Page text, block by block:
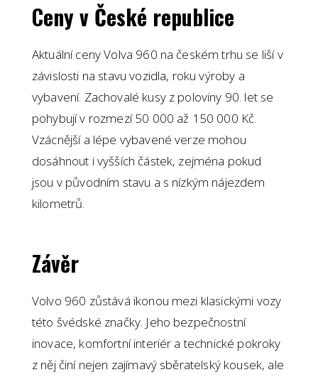
Ceny v České republice
Aktuální ceny Volva 960 na českém trhu se liší v
závislosti na stavu vozidla, roku výroby a
vybavení. Zachovalé kusy z poloviny 90. let se
pohybují v rozmezí 50 000 až 150 000 Kč.
Vzácnější a lépe vybavené verze mohou
dosáhnout i vyšších částek, zejména pokud
jsou v původním stavu a s nízkým nájezdem
kilometrů.
Závěr
Volvo 960 zůstává ikonou mezi klasickými vozy
této švédské značky. Jeho bezpečnostní
inovace, komfortní interiér a technické pokroky
z něj činí nejen zajímavý sběratelský kousek, ale